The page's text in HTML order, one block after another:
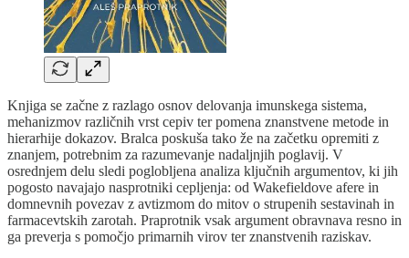
Knjiga se začne z razlago osnov delovanja imunskega sistema,
mehanizmov različnih vrst cepiv ter pomena znanstvene metode in
hierarhije dokazov. Bralca poskuša tako že na začetku opremiti z
znanjem, potrebnim za razumevanje nadaljnjih poglavij. V
osrednjem delu sledi poglobljena analiza ključnih argumentov, ki jih
pogosto navajajo nasprotniki cepljenja: od Wakefieldove afere in
domnevnih povezav z avtizmom do mitov o strupenih sestavinah in
farmacevtskih zarotah. Praprotnik vsak argument obravnava resno in
ga preverja s pomočjo primarnih virov ter znanstvenih raziskav.